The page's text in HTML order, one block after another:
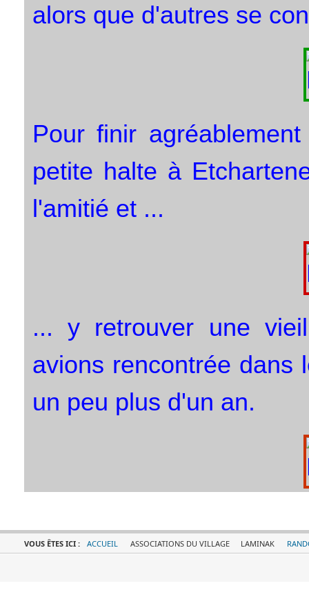
alors que d'autres se
Pour finir
petite halte à
l'amitié et ...
... y retrouver une
avions rencontrée dans
un peu plus d'un an.
VOUS ÊTES ICI : ACCUEIL ASSOCIATIONS DU VILLAGE LAMINAK